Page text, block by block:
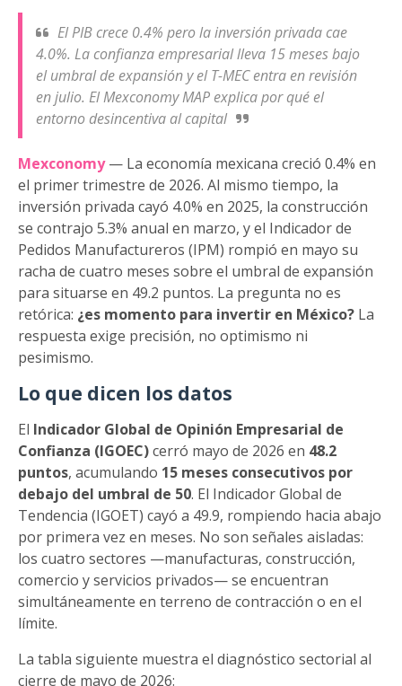
El PIB crece 0.4% pero la inversión privada cae
4.0%. La confianza empresarial lleva 15 meses bajo
el umbral de expansión y el T-MEC entra en revisión
en julio. El Mexconomy MAP explica por qué el
entorno desincentiva al capital
Mexconomy— La economía mexicana creció 0.4% en
el primer trimestre de 2026. Al mismo tiempo, la
inversión privada cayó 4.0% en 2025, la construcción
se contrajo 5.3% anual en marzo, y el Indicador de
Pedidos Manufactureros (IPM) rompió en mayo su
racha de cuatro meses sobre el umbral de expansión
para situarse en 49.2 puntos. La pregunta no es
retórica: ¿es momento para invertir en México? La
respuesta exige precisión, no optimismo ni
pesimismo.
Lo que dicen los datos
El Indicador Global de Opinión Empresarial de
Confianza (IGOEC)cerró mayo de 2026 en 48.2
puntos, acumulando 15 meses consecutivos por
debajo del umbral de 50. El Indicador Global de
Tendencia (IGOET) cayó a 49.9, rompiendo hacia abajo
por primera vez en meses. No son señales aisladas:
los cuatro sectores —manufacturas, construcción,
comercio y servicios privados— se encuentran
simultáneamente en terreno de contracción o en el
límite.
La tabla siguiente muestra el diagnóstico sectorial al
cierre de mayo de 2026: